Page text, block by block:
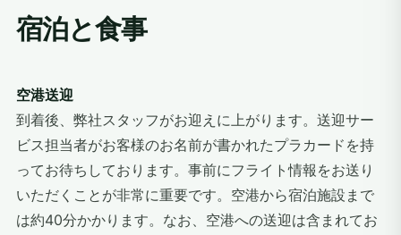
宿泊と食事
空港送迎
到着後、弊社スタッフがお迎えに上がります。送迎サー
ビス担当者がお客様のお名前が書かれたプラカードを持
ってお待ちしております。事前にフライト情報をお送り
いただくことが非常に重要です。空港から宿泊施設まで
は約40分かかります。なお、空港への送迎は含まれてお